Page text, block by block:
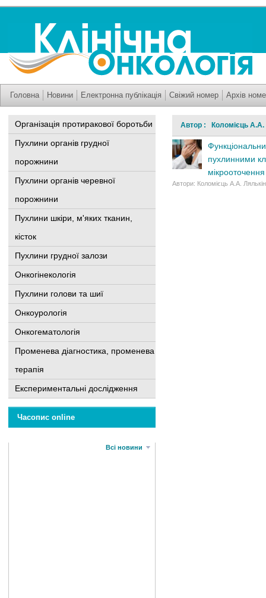
Головна Новини Електронна публікація Свіжий номер Архів
Організація протиракової боротьби
Пухлини органів грудної
порожнини
Пухлини органів черевної
порожнини
Пухлини шкіри, м'яких тканин,
кісток
Пухлини грудної залози
Онкогінекологія
Пухлини голови та шиї
Онкоурологія
Онкогематологія
Променева діагностика, променева
терапія
Експериментальні дослідження
Часопис online
Всі новини
Автор : Коломієць А.А.
пухлинними
мікрооточення
Автори: Коломієць А.А.